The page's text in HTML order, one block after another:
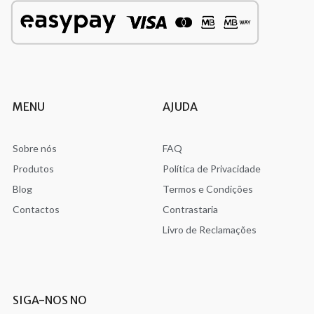
MENU
Sobre nós
Produtos
Blog
Contactos
AJUDA
FAQ
Política de Privacidade
Termos e Condições
Contrastaria
Livro de Reclamações
SIGA-NOS NO